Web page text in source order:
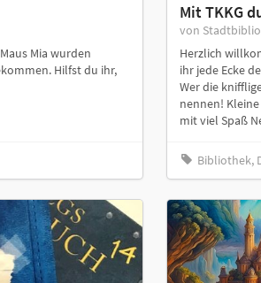
Mia wurden
Hilfst du ihr,
Mit TKKG
von
Herzlich
ihr jede Ecke
Wer die
nennen!
mit viel Spaß
Bibliothek,